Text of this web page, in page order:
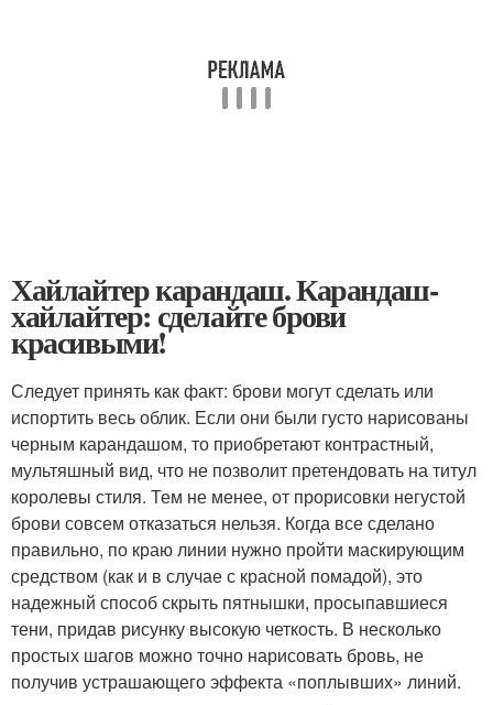
Хайлайтер карандаш. Карандаш-
хайлайтер: сделайте брови
красивыми!
Следует принять как факт: брови могут сделать или
испортить весь облик. Если они были густо нарисованы
черным карандашом, то приобретают контрастный,
мультяшный вид, что не позволит претендовать на титул
королевы стиля. Тем не менее, от прорисовки негустой
брови совсем отказаться нельзя. Когда все сделано
правильно, по краю линии нужно пройти маскирующим
средством (как и в случае с красной помадой), это
надежный способ скрыть пятнышки, просыпавшиеся
тени, придав рисунку высокую четкость. В несколько
простых шагов можно точно нарисовать бровь, не
получив устрашающего эффекта «поплывших» линий.